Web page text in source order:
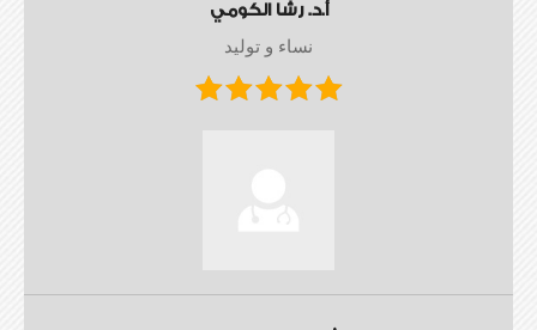
أ.د. رشا الكومي
نساء و توليد